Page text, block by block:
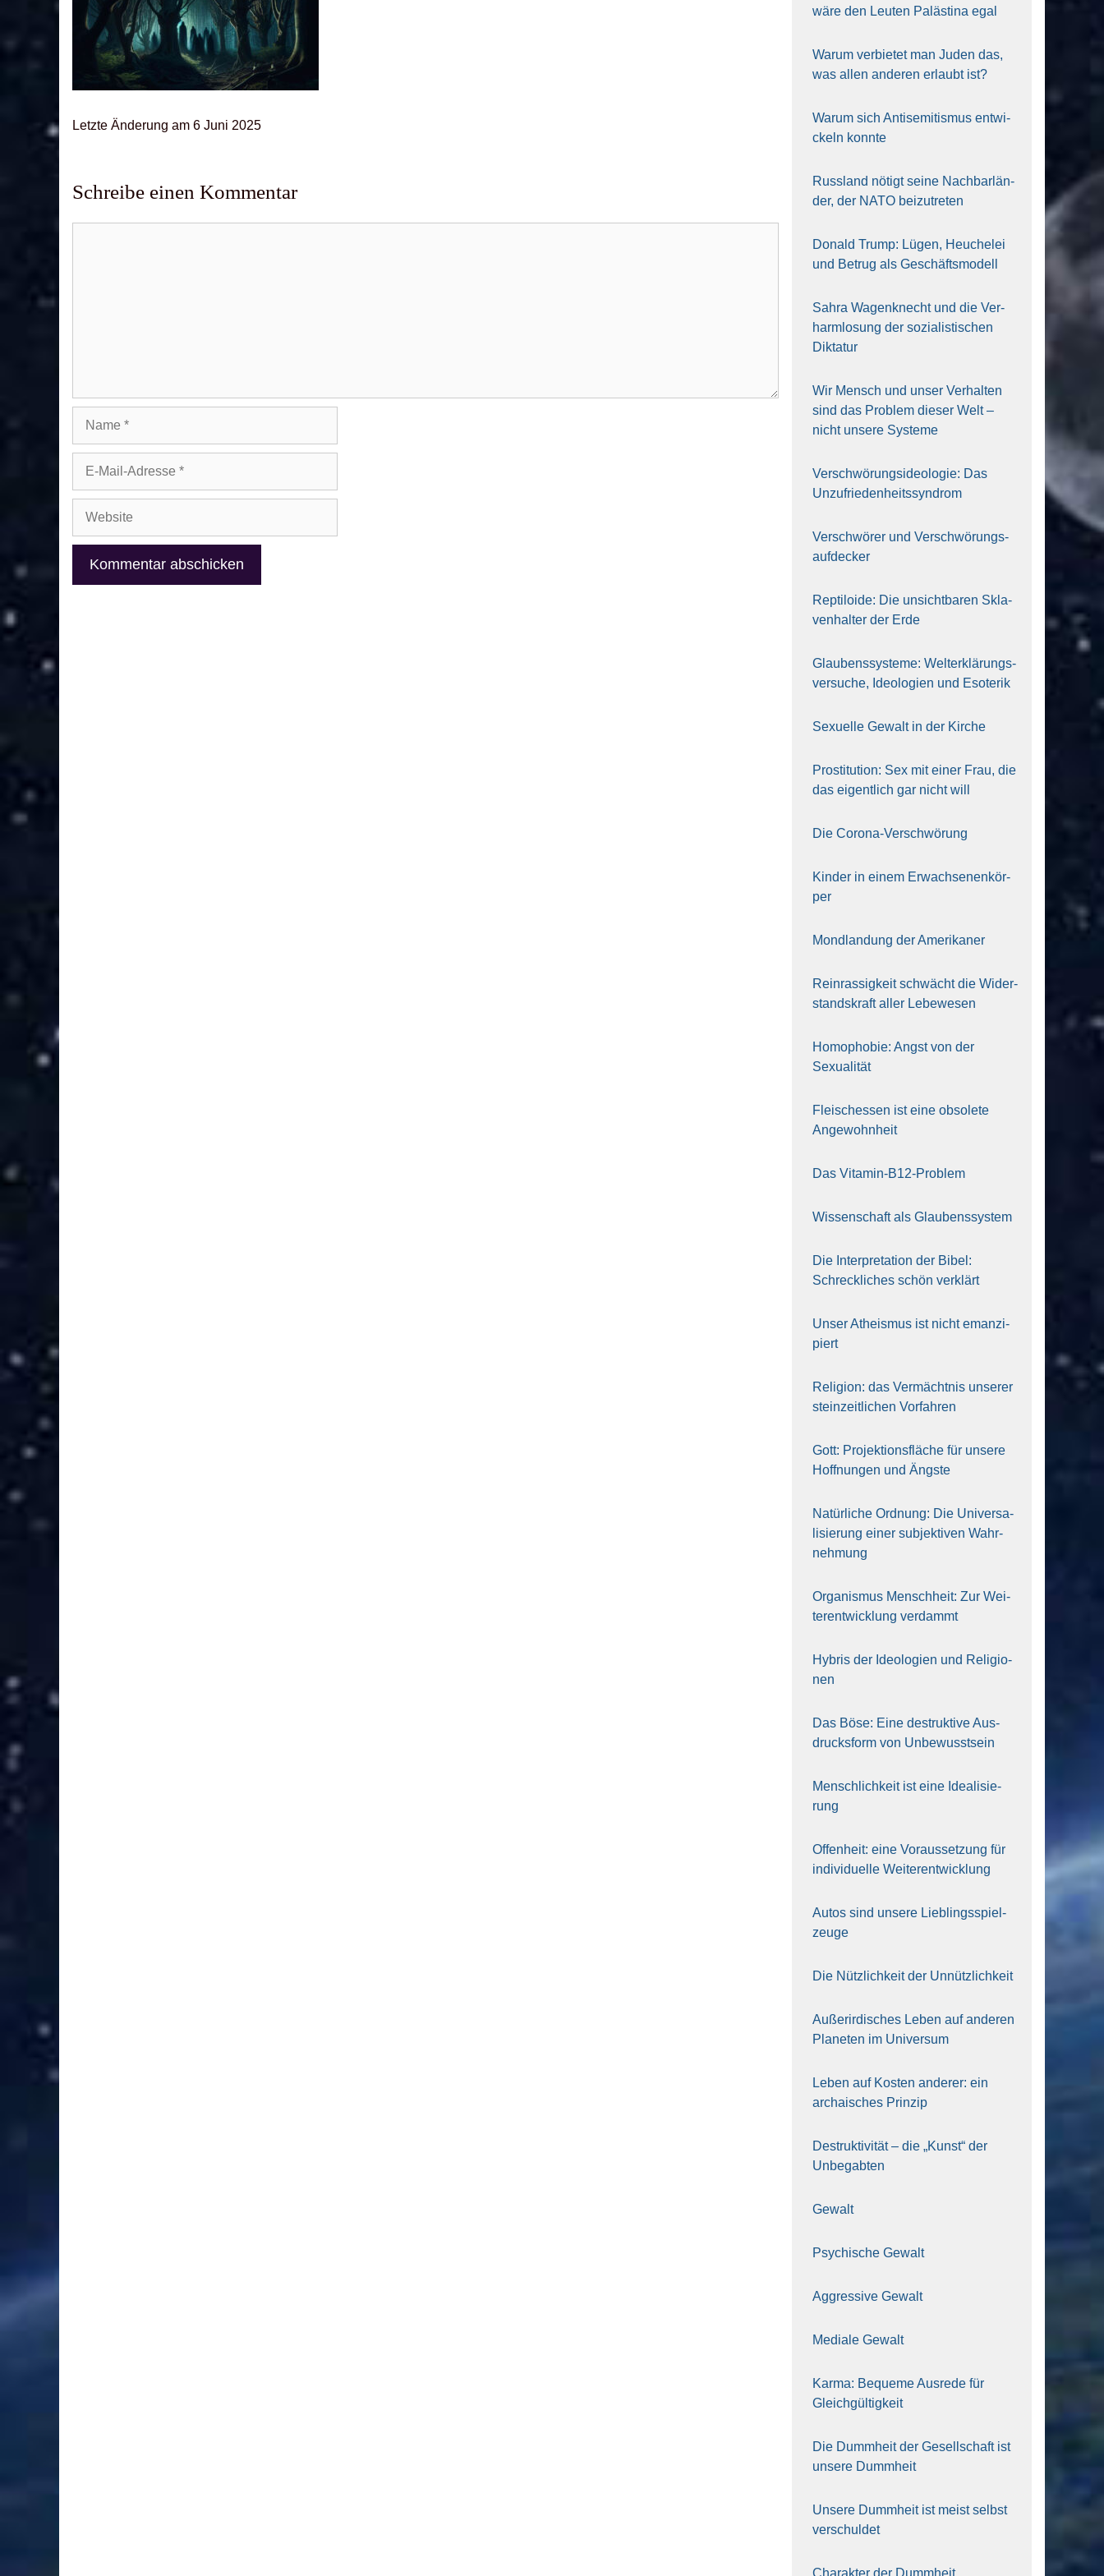
Letz­te Ände­rung am 6 Juni 2025
Schreibe einen Kommentar
Adresse
wäre den Leu­ten Paläs­ti­na egal
War­um ver­bie­tet man Juden das,
was allen ande­ren erlaubt ist?
War­um sich Anti­se­mi­tis­mus ent­wi­
ckeln konn­te
Russ­land nötigt sei­ne Nach­bar­län­
der, der NATO bei­zu­tre­ten
Donald Trump: Lügen, Heu­che­lei
und Betrug als Geschäfts­mo­dell
Sahra Wagen­knecht und die Ver­
harm­lo­sung der sozia­lis­ti­schen
Dik­ta­tur
Wir Mensch und unser Ver­hal­ten
sind das Pro­blem die­ser Welt –
nicht unse­re Sys‍te‍me
Ver­schwö­rungs­ideo­lo­gie: Das
Unzufrieden­heitssyndrom
Ver­schwö­rer und Verschwörungs­
aufdecker
Rep­ti­lo­ide: Die unsicht­ba­ren Skla­
ven­hal­ter der Erde
Glau­bens­sys­te­me: Welt­erklä­rungs­
ver­su­che, Ideo­lo­gien und Eso­te­rik
Sexu­el­le Gewalt in der Kir­che
Pro­sti­tu­ti­on: Sex mit einer Frau, die
das eigent­lich gar nicht will
Die Coro­na-Ver­schwö­rung
Kin­der in einem Erwach­se­nen­kör­
per
Mond­lan­dung der Ame­ri­ka­ner
Rein­ras­sig­keit schwächt die Wider­
stands­kraft aller Lebe­we­sen
Homo­pho­bie: Angst von der
Sexua­li­tät
Fleisch­essen ist eine obso­le­te
An‍ge‍wohn‍heit
Das Vit­amin-B12-Pro­blem
Wis­sen­schaft als Glau­bens­sys­tem
Die Inter­pre­ta­ti­on der Bibel:
Schreck­li­ches schön ver­klärt
Unser Athe­is­mus ist nicht eman­zi­
piert
Reli­gi­on: das Ver­mächt­nis unse­rer
stein­zeit­li­chen Vor­fah­ren
Gott: Pro­jek­ti­ons­flä­che für unse­re
Hoff­nun­gen und Ängs­te
Natür­li­che Ord­nung: Die Uni­ver­sa­
li­sie­rung einer sub­jek­ti­ven Wahr­
neh­mung
Orga­nis­mus Mensch­heit: Zur Wei­
ter­ent­wick­lung ver­dammt
Hybris der Ideo­lo­gien und Reli­gio­
nen
Das Böse: Eine destruk­ti­ve Aus­
drucks­form von Unbe­wusst­sein
Mensch­lich­keit ist eine Idea­li­sie­
rung
Offen­heit: eine Vor­aus­set­zung für
indi­vi­du­el­le Wei­ter­ent­wick­lung
Autos sind unse­re Lieb­lings­spiel­
zeu­ge
Die Nütz­lich­keit der Unnütz­lich­keit
Außer­ir­di­sches Leben auf ande­ren
Pla­ne­ten im Uni­ver­sum
Leben auf Kos­ten ande­rer: ein
archai­sches Prin­zip
Destruk­ti­vi­tät – die „Kunst“ der
Unbe­gab­ten
Gewalt
Psy­chi­sche Gewalt
Aggres­si­ve Gewalt
Media­le Gewalt
Kar­ma: Beque­me Aus­re­de für
Gleich­gül­tig­keit
Die Dumm­heit der Gesell­schaft ist
unse­re Dumm­heit
Unse­re Dumm­heit ist meist selbst
ver­schul­det
Cha­rak­ter der Dumm­heit